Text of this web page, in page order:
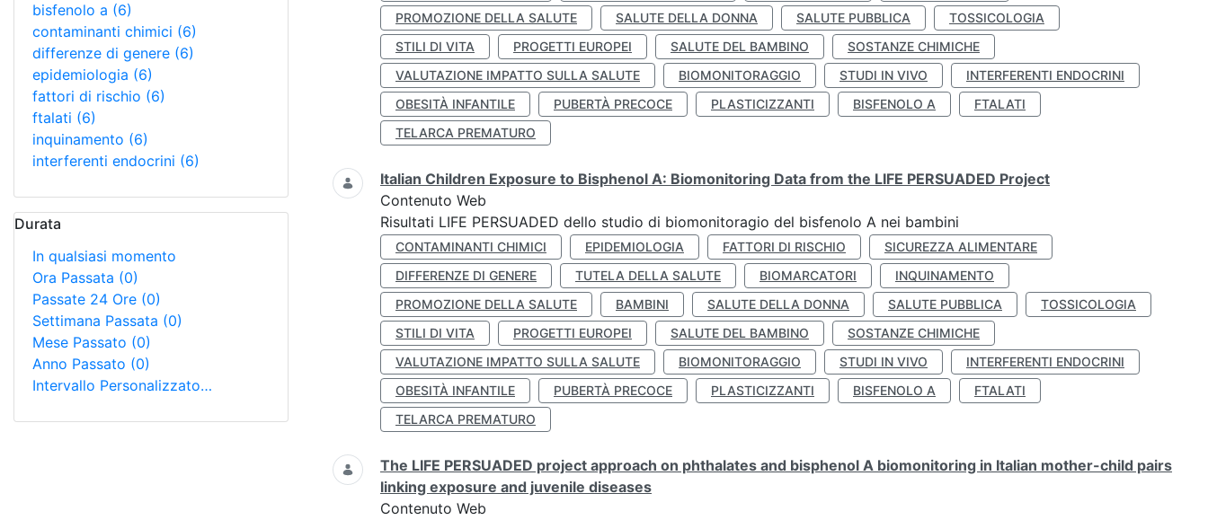
bisfenolo a (6)
contaminanti chimici (6)
differenze di genere (6)
epidemiologia (6)
fattori di rischio (6)
ftalati (6)
inquinamento (6)
interferenti endocrini (6)
Durata
In qualsiasi momento
Ora Passata (0)
Passate 24 Ore (0)
Settimana Passata (0)
Mese Passato (0)
Anno Passato (0)
Intervallo Personalizzato…
PROMOZIONE DELLA SALUTE
SALUTE DELLA DONNA SALUTE PUBBLICA
TOSSICOLOGIA
STILI DI VITA
PROGETTI EUROPEI SALUTE DEL BAMBINO
SOSTANZE CHIMICHE
VALUTAZIONE IMPATTO SULLA SALUTE
BIOMONITORAGGIO STUDI IN VIVO
INTERFERENTI ENDOCRINI
OBESITÀ INFANTILE
PUBERTÀ PRECOCE PLASTICIZZANTI BISFENOLO A
FTALATI
TELARCA PREMATURO
Italian Children Exposure to Bisphenol A: Biomonitoring Data from the LIFE PERSUADED Project
Contenuto Web
Risultati LIFE PERSUADED dello studio di biomonitoragio del bisfenolo A nei bambini
CONTAMINANTI CHIMICI EPIDEMIOLOGIA FATTORI DI RISCHIO
SICUREZZA ALIMENTARE
DIFFERENZE DI GENERE
TUTELA DELLA SALUTE BIOMARCATORI
INQUINAMENTO
PROMOZIONE DELLA SALUTE
BAMBINI SALUTE DELLA DONNA SALUTE PUBBLICA
TOSSICOLOGIA
STILI DI VITA
PROGETTI EUROPEI SALUTE DEL BAMBINO
SOSTANZE CHIMICHE
VALUTAZIONE IMPATTO SULLA SALUTE
BIOMONITORAGGIO STUDI IN VIVO
INTERFERENTI ENDOCRINI
OBESITÀ INFANTILE
PUBERTÀ PRECOCE PLASTICIZZANTI BISFENOLO A
FTALATI
TELARCA PREMATURO
The LIFE PERSUADED project approach on phthalates and bisphenol A biomonitoring in Italian mother-child pairs
linking exposure and juvenile diseases
Contenuto Web